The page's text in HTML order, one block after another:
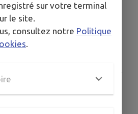
habitant sur la commune de
âgés de 16 à 18 ans - les
Poche donnent la possibilité
de petits travaux pour leur
à l’amélioration de leur
sur votre terminal
le site.
consultez notre Politique
.